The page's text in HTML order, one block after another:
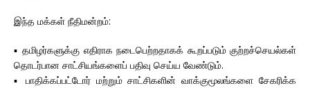
இந்த மக்கள் நீதிமன்றம்:
▪ தமிழர்களுக்கு எதிராக நடைபெற்றதாகக் கூறப்படும் குற்றச்செயல்கள்
தொடர்பான சாட்சியங்களைப் பதிவு செய்ய வேண்டும்.
▪ பாதிக்கப்பட்டோர் மற்றும் சாட்சிகளின் வாக்குமூலங்களை சேகரிக்க